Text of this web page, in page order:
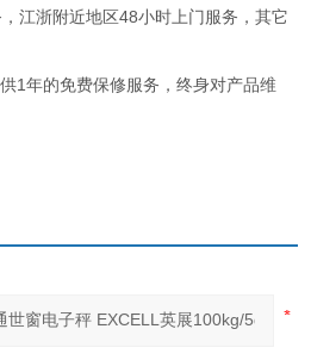
江浙附近地区48小时上门服务，其它
1年的免费保修服务，终身对产品维